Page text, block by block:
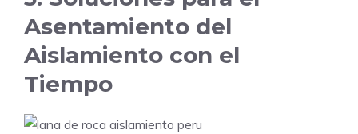
Asentamiento del
Aislamiento con el
Tiempo